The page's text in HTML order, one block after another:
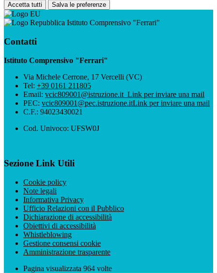
Accetta tutti Salva le preferenze
Istituto Comprensivo "Ferrari"
Contatti
Istituto Comprensivo "Ferrari"
Via Michele Cerrone, 17 Vercelli (VC)
Tel: +39 0161 211805
Email: vcic809001@istruzione.it Link per inviare una mail
PEC: vcic809001@pec.istruzione.itLink per inviare una mail
C.F.: 94023430021
Cod. Univoco: UFSW0J
Sezione Link Utili
Cookie policy
Note legali
Informativa Privacy
Ufficio Relazioni con il Pubblico
Dichiarazione di accessibilità
Obiettivi di accessibilità
Whistleblowing
Gestione consensi cookie
Amministrazione trasparente
Pagina visualizzata 964 volte